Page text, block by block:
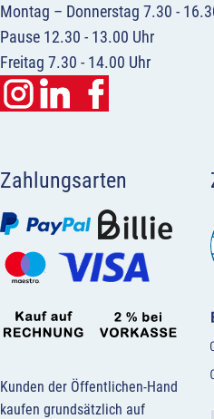
Montag – Donnerstag 7.30 -
Pause 12.30 - 13.00 Uhr
Freitag 7.30 - 14.00 Uhr
Zahlungsarten
Kunden der Öffentlichen-Hand
kaufen grundsätzlich auf